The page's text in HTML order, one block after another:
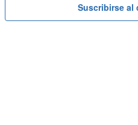
Suscribirse al